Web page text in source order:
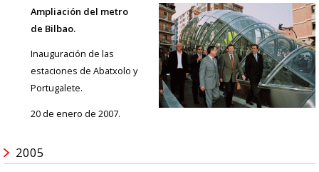
Ampliación del metro
de Bilbao.
Inauguración de las
estaciones de Abatxolo y
Portugalete.
20 de enero de 2007.
2005